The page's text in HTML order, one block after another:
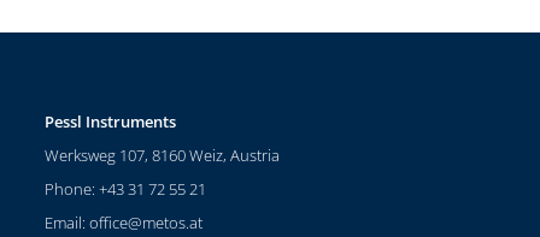
Pessl Instruments
Werksweg 107, 8160 Weiz, Austria
Phone: +43 31 72 55 21
Email:office@metos.at